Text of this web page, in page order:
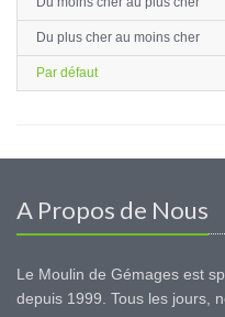
Du plus cher au moins cher
Par défaut
A Propos de Nous
Le Moulin de Gémages est
depuis 1999. Tous les jours,